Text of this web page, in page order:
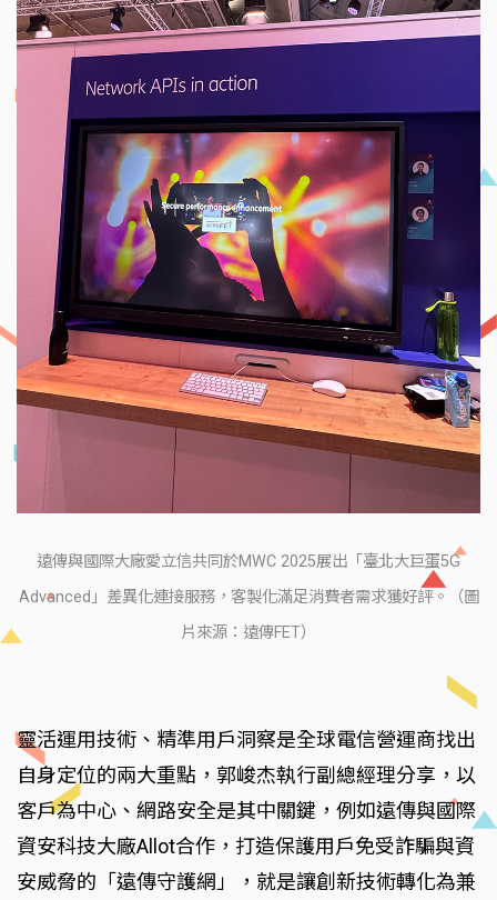
遠傳與國際大廠愛立信共同於MWC 2025展出「臺北大巨蛋5G
Advanced」差異化連接服務，客製化滿足消費者需求獲好評。（圖
片來源：遠傳FET）
靈活運用技術、精準用戶洞察是全球電信營運商找出
自身定位的兩大重點，郭峻杰執行副總經理分享，以
客戶為中心、網路安全是其中關鍵，例如遠傳與國際
資安科技大廠Allot合作，打造保護用戶免受詐騙與資
安威脅的「遠傳守護網」，就是讓創新技術轉化為兼